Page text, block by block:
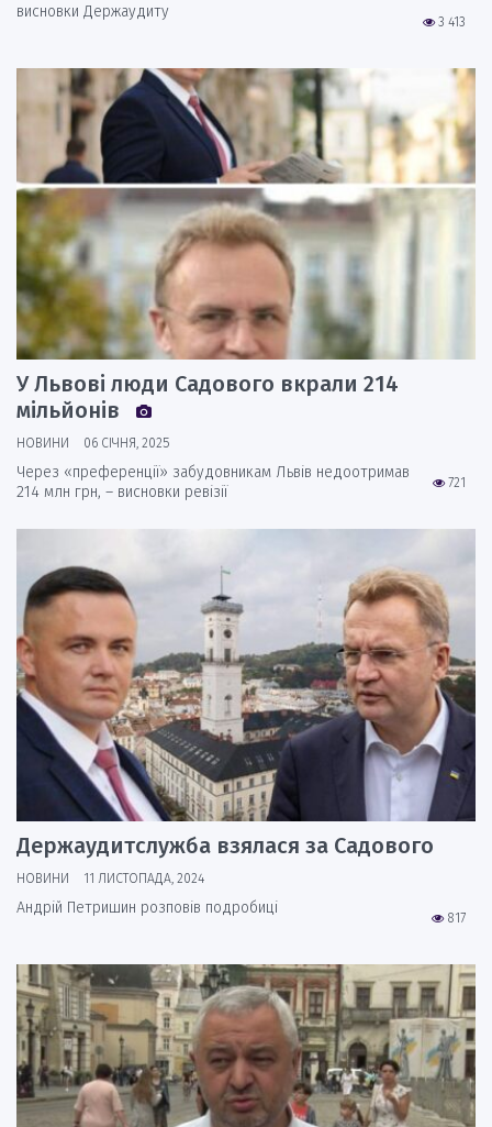
3 413
висновки Держаудиту
У Львові люди Садового вкрали 214
мільйонів
НОВИНИ 06 СІЧНЯ, 2025
721
Через «преференції» забудовникам Львів недоотримав
214 млн грн, – висновки ревізії
Держаудитслужба взялася за Садового
НОВИНИ 11 ЛИСТОПАДА, 2024
817
Андрій Петришин розповів подробиці